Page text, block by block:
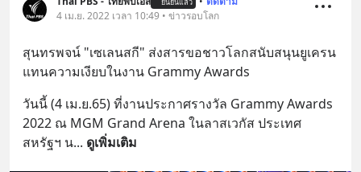
4 เม.ย. 2022 เวลา 10:49 • ข่าวรอบโลก
สุนทรพจน์ "เซเลนสกี" ส่งสารขอชาวโลกสนับสนุนยูเครน
แทนความเงียบในงาน Grammy Awards
วันนี้ (4 เม.ย.65) ที่งานประกาศรางวัล Grammy Awards
2022 ณ MGM Grand Arena ในลาสเวกัส ประเทศ
สหรัฐฯ น... ดูเพิ่มเติม